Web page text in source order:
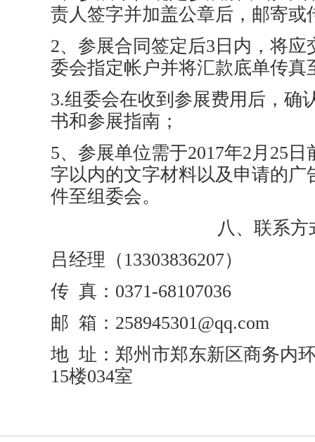
责人签字并加盖公章后，邮寄或
2、参展合同签定后3日内，将
委会指定帐户并将汇款底单传真
3.组委会在收到参展费用后，确
书和参展指南；
5、参展单位需于2017年2月25
字以内的文字材料以及申请的广
件至组委会。
八、联系方
吕经理（13303836207）
传 真：0371-68107036
邮 箱：258945301@qq.com
地 址：郑州市郑东新区商务内
15楼034室